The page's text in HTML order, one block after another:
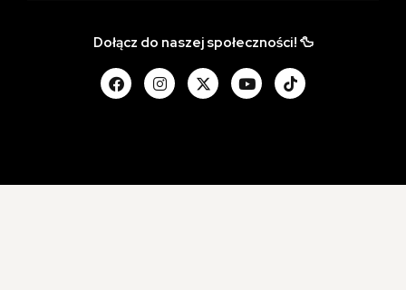
Dołącz do naszej społeczności! 🦆